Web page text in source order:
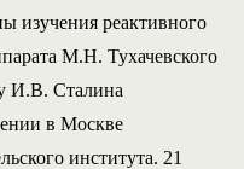
изучения реактивного
М.Н. Тухачевского
И.В. Сталина
в Москве
института. 21